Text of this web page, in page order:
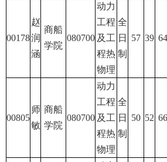
00178
赵
润
涵
商船
学院
080700
动力
工程
及工
程热
物理
全
日
制
57 39 64
00805
师
敏
商船
学院
080700
动力
工程
及工
程热
物理
全
日
制
50 52 66